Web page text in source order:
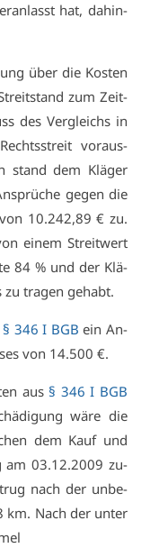
hat, da­hin­
über die Kos­ten
zum Zeit­
des Ver­gleichs in
vor­aus­
stand dem Klä­ger
ge­gen die
10.242,89 € zu.
ei­nem Streit­wert
84 % und der Klä­
zu tra­gen ge­habt.
§ 346 I BGB ein An­
von 14.500 €.
aus § 346 I BGB
wä­re die
dem Kauf und
am 03.12.2009 zu­
nach der un­be­
km. Nach der un­ter